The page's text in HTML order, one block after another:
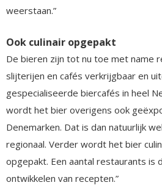
weerstaan.”
Ook culinair opgepakt
De bieren zijn tot nu toe met name
slijterijen en cafés verkrijgbaar en
gespecialiseerde biercafés in heel
wordt het bier overigens ook
Denemarken. Dat is dan natuurlijk
regionaal. Verder wordt het bier
opgepakt. Een aantal restaurants is
ontwikkelen van recepten.”